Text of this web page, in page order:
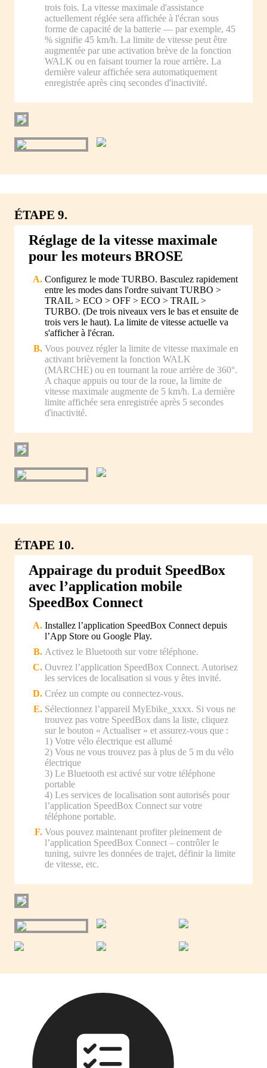
trois fois. La vitesse maximale d'assistance
actuellement réglée sera affichée à l'écran sous
forme de capacité de la batterie — par exemple, 45
% signifie 45 km/h. La limite de vitesse peut être
augmentée par une activation brève de la fonction
WALK ou en faisant tourner la roue arrière. La
dernière valeur affichée sera automatiquement
enregistrée après cinq secondes d'inactivité.
ÉTAPE 9.
Réglage de la vitesse maximale
pour les moteurs BROSE
Configurez le mode TURBO. Basculez rapidement
entre les modes dans l'ordre suivant TURBO >
TRAIL > ECO > OFF > ECO > TRAIL >
TURBO. (De trois niveaux vers le bas et ensuite de
trois vers le haut). La limite de vitesse actuelle va
s'afficher à l'écran.
Vous pouvez régler la limite de vitesse maximale en
activant brièvement la fonction WALK
(MARCHE) ou en tournant la roue arrière de 360°.
A chaque appuis ou tour de la roue, la limite de
vitesse maximale augmente de 5 km/h. La dernière
limite affichée sera enregistrée après 5 secondes
ďinactivité.
ÉTAPE 10.
Appairage du produit SpeedBox
avec l’application mobile
SpeedBox Connect
Installez l’application SpeedBox Connect depuis
l’App Store ou Google Play.
Activez le Bluetooth sur votre téléphone.
Ouvrez l’application SpeedBox Connect. Autorisez
les services de localisation si vous y êtes invité.
Créez un compte ou connectez-vous.
Sélectionnez l’appareil MyEbike_xxxx. Si vous ne
trouvez pas votre SpeedBox dans la liste, cliquez
sur le bouton « Actualiser » et assurez-vous que :
1) Votre vélo électrique est allumé
2) Vous ne vous trouvez pas à plus de 5 m du vélo
électrique
3) Le Bluetooth est activé sur votre téléphone
portable
4) Les services de localisation sont autorisés pour
l’application SpeedBox Connect sur votre
téléphone portable.
Vous pouvez maintenant profiter pleinement de
l’application SpeedBox Connect – contrôler le
tuning, suivre les données de trajet, définir la limite
de vitesse, etc.